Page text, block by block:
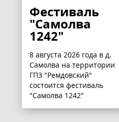
Фестиваль
"Самолва
1242"
8 августа 2026 года в д.
Самолва на территории
ГПЗ "Ремдовский"
состоится фестиваль
"Самолва 1242"